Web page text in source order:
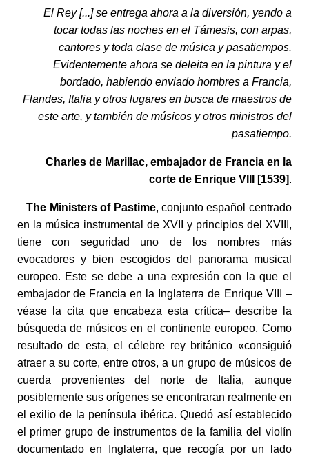
El Rey [...] se entrega ahora a la diversión, yendo a
tocar todas las noches en el Támesis, con arpas,
cantores y toda clase de música y pasatiempos.
Evidentemente ahora se deleita en la pintura y el
bordado, habiendo enviado hombres a Francia,
Flandes, Italia y otros lugares en busca de maestros de
este arte, y también de músicos y otros ministros del
pasatiempo.
Charles de Marillac, embajador de Francia en la
corte de Enrique VIII [1539].
The Ministers of Pastime, conjunto español centrado
en la música instrumental de XVII y principios del XVIII,
tiene con seguridad uno de los nombres más
evocadores y bien escogidos del panorama musical
europeo. Este se debe a una expresión con la que el
embajador de Francia en la Inglaterra de Enrique VIII –
véase la cita que encabeza esta crítica– describe la
búsqueda de músicos en el continente europeo. Como
resultado de esta, el célebre rey británico «consiguió
atraer a su corte, entre otros, a un grupo de músicos de
cuerda provenientes del norte de Italia, aunque
posiblemente sus orígenes se encontraran realmente en
el exilio de la península ibérica. Quedó así establecido
el primer grupo de instrumentos de la familia del violín
documentado en Inglaterra, que recogía por un lado